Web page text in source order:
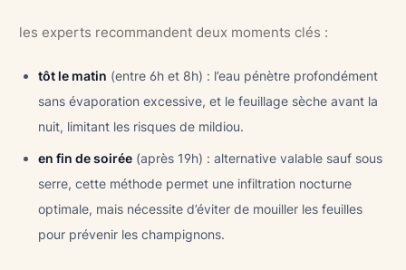
les experts recommandent deux moments clés :
tôt le matin (entre 6h et 8h) : l’eau pénètre profondément
sans évaporation excessive, et le feuillage sèche avant la
nuit, limitant les risques de mildiou.
en fin de soirée (après 19h) : alternative valable sauf sous
serre, cette méthode permet une infiltration nocturne
optimale, mais nécessite d’éviter de mouiller les feuilles
pour prévenir les champignons.